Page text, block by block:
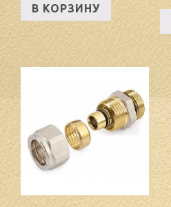
В КОРЗИНУ